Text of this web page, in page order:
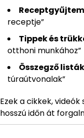
receptje”
Tippek és
otthoni munkához”
Összegző listák
túraútvonalak”
Ezek a cikkek,
hosszú időn át